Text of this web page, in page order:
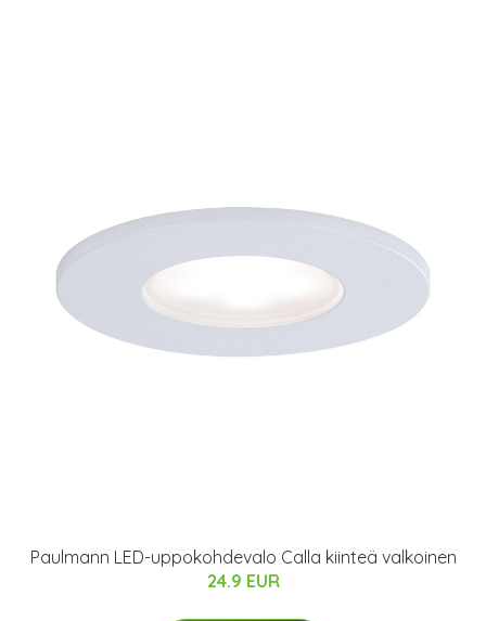
Paulmann LED-uppokohdevalo Calla kiinteä valkoinen
24.9 EUR